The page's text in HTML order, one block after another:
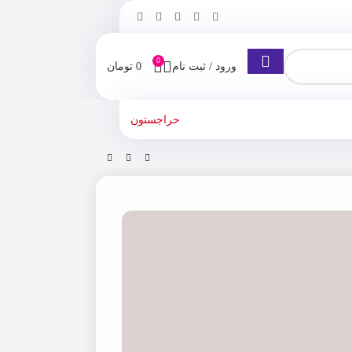
ورود / ثبت نام 0
0 تومان
حراجستوندستگاه یووی ال ای دی سان UV-LED SUN 5